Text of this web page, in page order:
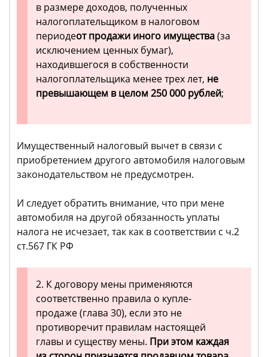
в размере доходов, полученных
налогоплательщиком в налоговом
периодеот продажи иного имущества(за
исключением ценных бумаг),
находившегося в собственности
налогоплательщика менее трех лет, не
превышающем в целом 250 000 рублей;
Имущественный налоговый вычет в связи с
приобретением другого автомобиля налоговым
законодательством не предусмотрен.
И следует обратить внимание, что при мене
автомобиля на другой обязанность уплаты
налога не исчезает, так как в соответствии с ч.2
ст.567 ГК РФ
2. К договору мены применяются
соответственно правила о купле-
продаже (глава 30), если это не
противоречит правилам настоящей
главы и существу мены. При этом каждая